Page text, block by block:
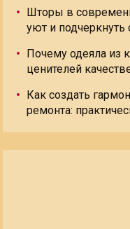
Шторы в
уют и
Почему одеяла из
ценителей
Как создать
ремонта: